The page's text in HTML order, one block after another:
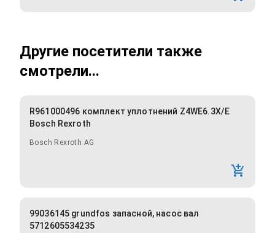
Другие посетители также
смотрели...
R961000496 комплект уплотнений Z4WE6.3X/E
Bosch Rexroth
Bosch Rexroth AG
99036145 grundfos запасной, насос вал
5712605534235